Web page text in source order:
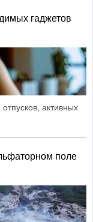
гаджетов
активных
поле